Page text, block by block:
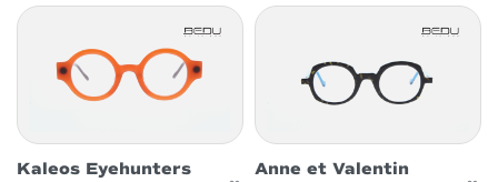
Kaleos Eyehunters Anne et Valentin